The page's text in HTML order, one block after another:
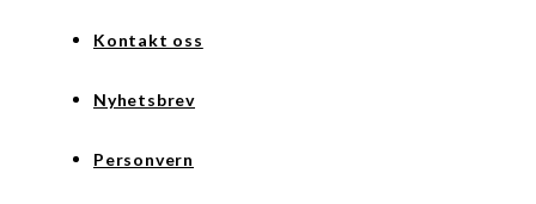
Kontakt oss
Nyhetsbrev
Personvern